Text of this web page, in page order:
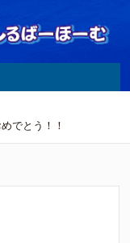
でとう！！